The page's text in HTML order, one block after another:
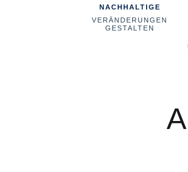
NACHHALTIGE
VERÄNDERUNGEN
GESTALTEN